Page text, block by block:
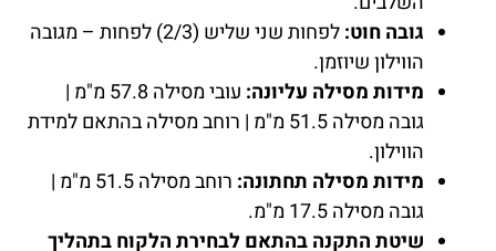
גובה חוט:
לפחות שני שליש (2/3) לפחות – מגובה
הווילון שיוזמן.
מידות מסילה עליונה:
עובי מסילה 57.8 מ"מ |
גובה מסילה 51.5 מ"מ | רוחב מסילה בהתאם למידת
הווילון.
מידות מסילה תחתונה:
רוחב מסילה 51.5 מ"מ |
גובה מסילה 17.5 מ"מ.
שיטת התקנה בהתאם לבחירת הלקוח בתהליך